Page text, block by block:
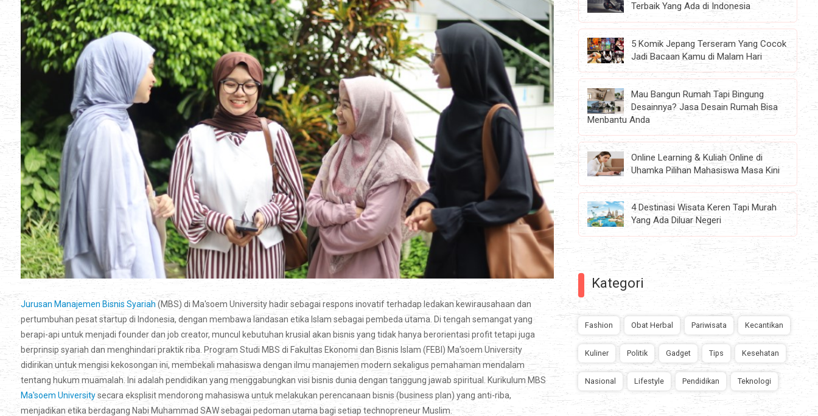
Jurusan Manajemen Bisnis Syariah (MBS) di Ma'soem University hadir sebagai respons inovatif terhadap ledakan kewirausahaan dan
pertumbuhan pesat startup di Indonesia, dengan membawa landasan etika Islam sebagai pembeda utama. Di tengah semangat yang
berapi-api untuk menjadi founder dan job creator, muncul kebutuhan krusial akan bisnis yang tidak hanya berorientasi profit tetapi juga
berprinsip syariah dan menghindari praktik riba. Program Studi MBS di Fakultas Ekonomi dan Bisnis Islam (FEBI) Ma'soem University
didirikan untuk mengisi kekosongan ini, membekali mahasiswa dengan ilmu manajemen modern sekaligus pemahaman mendalam
tentang hukum muamalah. Ini adalah pendidikan yang menggabungkan visi bisnis dunia dengan tanggung jawab spiritual. Kurikulum MBS
Ma'soem Universitysecara eksplisit mendorong mahasiswa untuk melakukan perencanaan bisnis (business plan) yang anti-riba,
menjadikan etika berdagang Nabi Muhammad SAW sebagai pedoman utama bagi setiap technopreneur Muslim.
Terbaik Yang Ada di Indonesia
5 Komik Jepang Terseram Yang Cocok
Jadi Bacaan Kamu di Malam Hari
Mau Bangun Rumah Tapi Bingung
Desainnya? Jasa Desain Rumah Bisa
Menbantu Anda
Online Learning & Kuliah Online di
Uhamka Pilihan Mahasiswa Masa Kini
4 Destinasi Wisata Keren Tapi Murah
Yang Ada Diluar Negeri
Kategori
Fashion Obat Herbal Pariwisata Kecantikan
Kuliner Politik Gadget Tips Kesehatan
Nasional Lifestyle Pendidikan Teknologi